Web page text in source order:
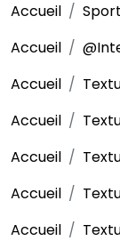
Accueil
Sport
Accueil
Accueil
Accueil
Accueil
Accueil
Accueil